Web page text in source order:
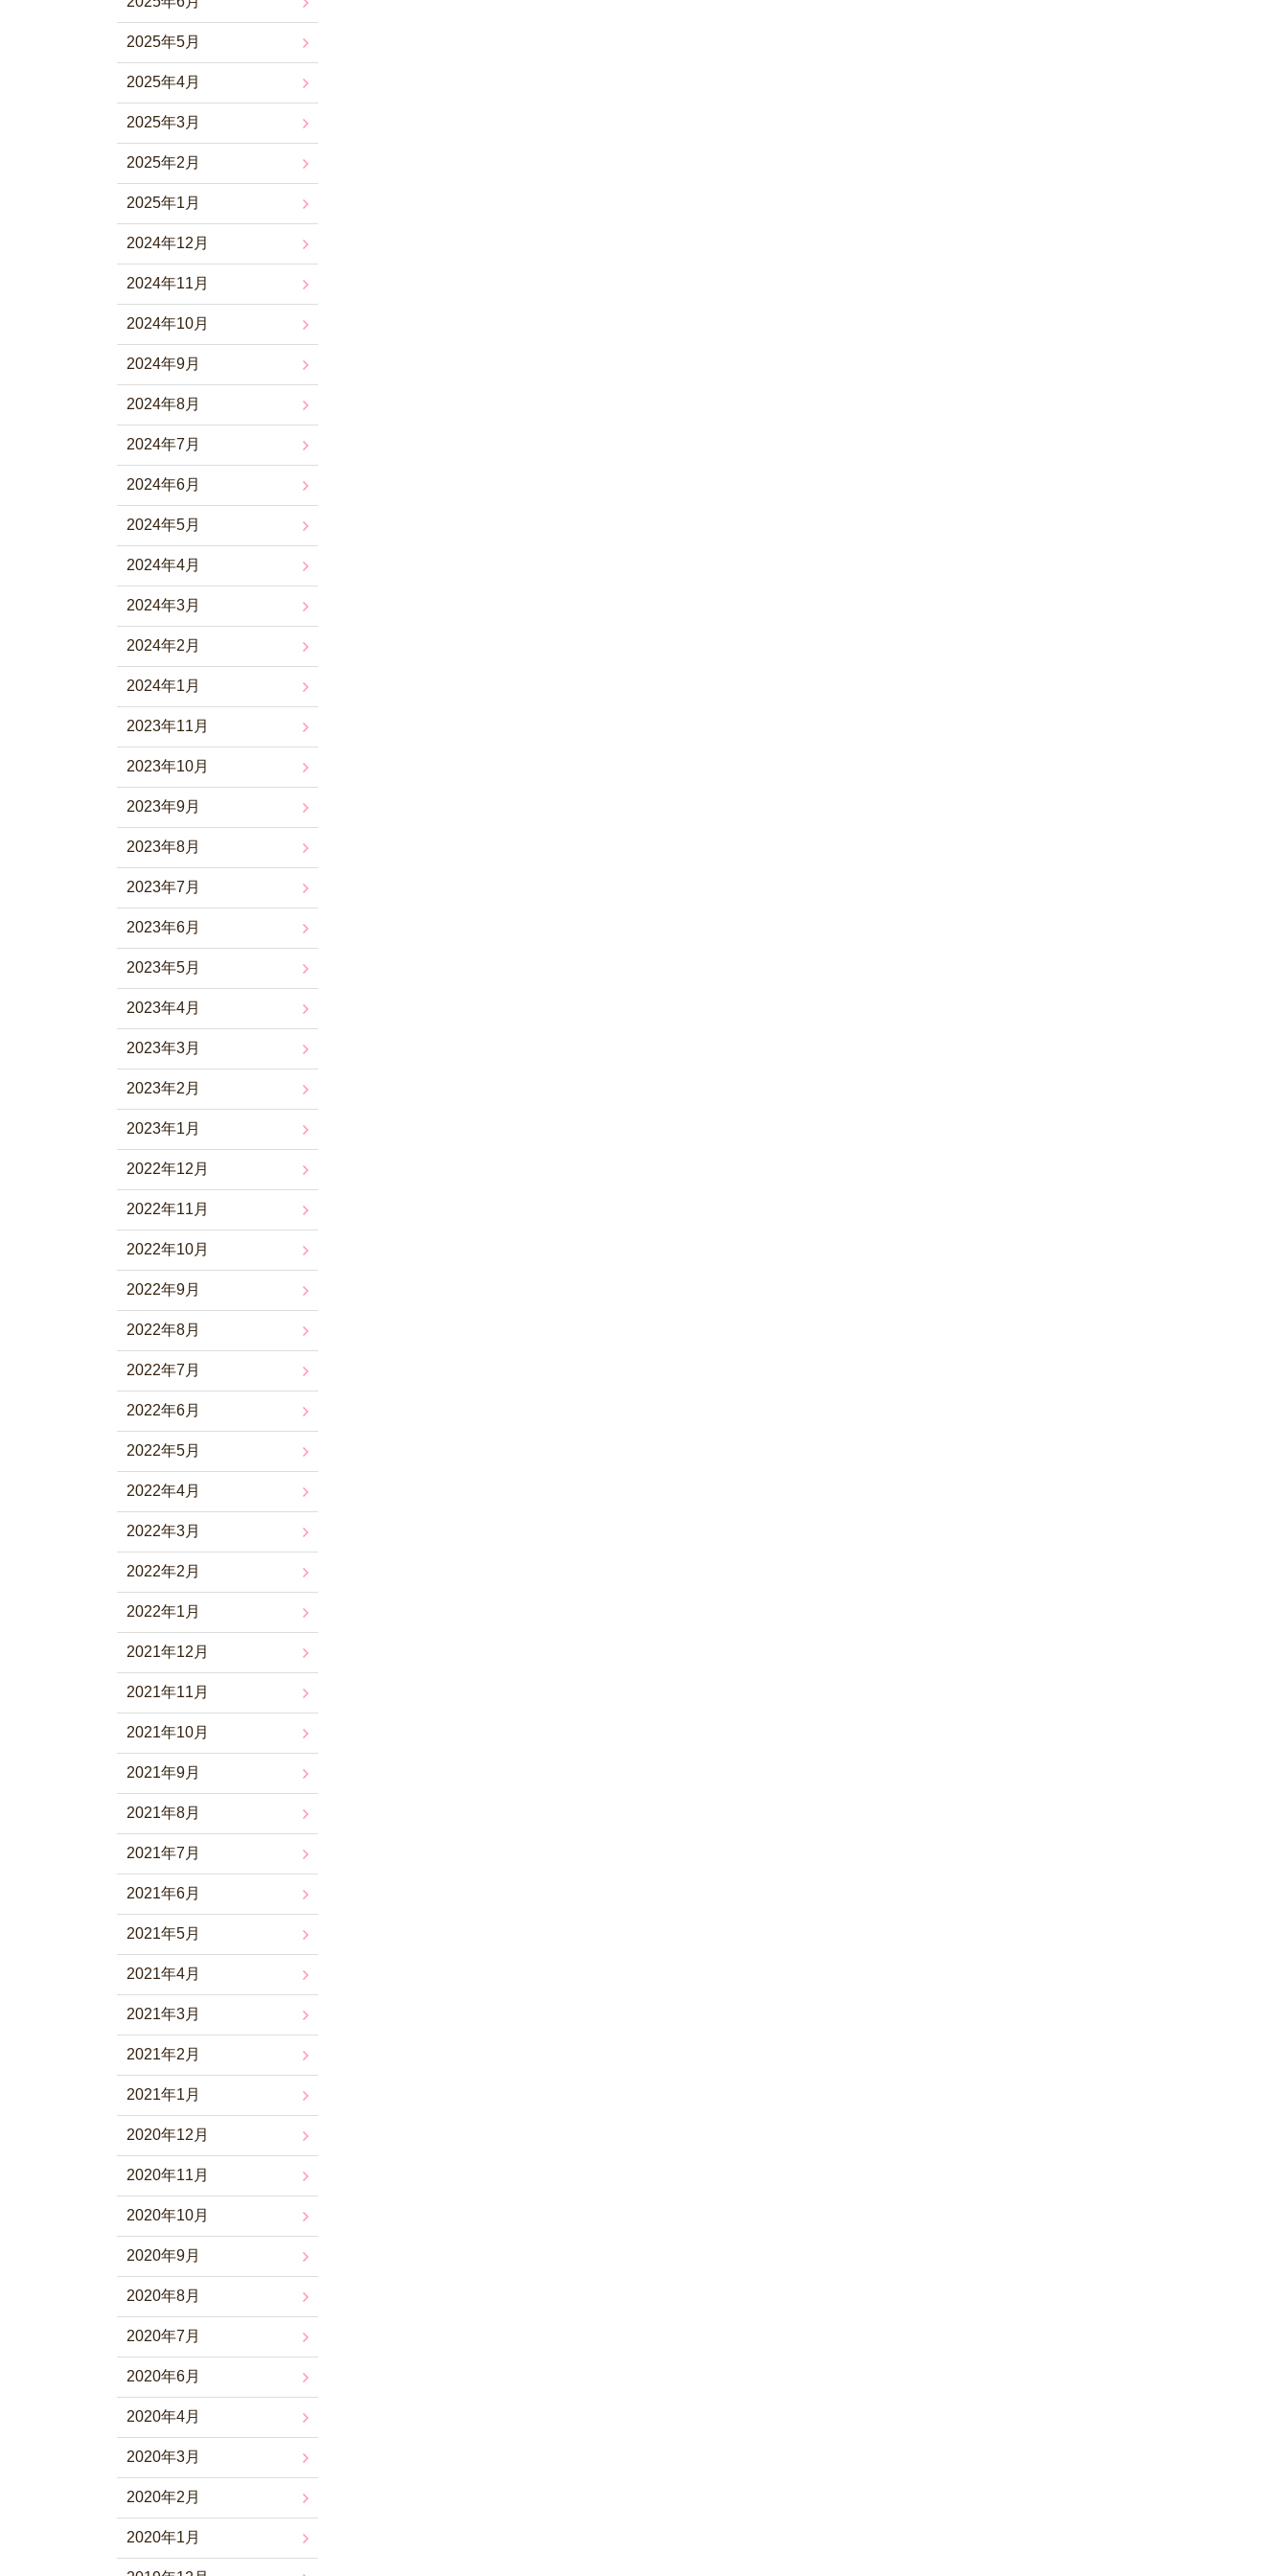
2025年5月
2025年4月
2025年3月
2025年2月
2025年1月
2024年12月
2024年11月
2024年10月
2024年9月
2024年8月
2024年7月
2024年6月
2024年5月
2024年4月
2024年3月
2024年2月
2024年1月
2023年11月
2023年10月
2023年9月
2023年8月
2023年7月
2023年6月
2023年5月
2023年4月
2023年3月
2023年2月
2023年1月
2022年12月
2022年11月
2022年10月
2022年9月
2022年8月
2022年7月
2022年6月
2022年5月
2022年4月
2022年3月
2022年2月
2022年1月
2021年12月
2021年11月
2021年10月
2021年9月
2021年8月
2021年7月
2021年6月
2021年5月
2021年4月
2021年3月
2021年2月
2021年1月
2020年12月
2020年11月
2020年10月
2020年9月
2020年8月
2020年7月
2020年6月
2020年4月
2020年3月
2020年2月
2020年1月